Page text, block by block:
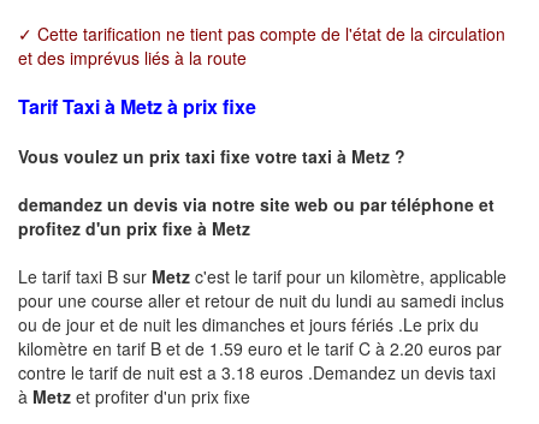
✓ Cette tarification ne tient pas compte de l'état de la circulation
et des imprévus liés à la route
Tarif Taxi à Metz à prix fixe
Vous voulez un prix taxi fixe votre taxi à Metz ?
demandez un devis via notre site web ou par téléphone et
profitez d'un prix fixe à Metz
Le tarif taxi B sur Metz c'est le tarif pour un kilomètre, applicable
pour une course aller et retour de nuit du lundi au samedi inclus
ou de jour et de nuit les dimanches et jours fériés .Le prix du
kilomètre en tarif B et de 1.59 euro et le tarif C à 2.20 euros par
contre le tarif de nuit est a 3.18 euros .Demandez un devis taxi
à Metz et profiter d'un prix fixe